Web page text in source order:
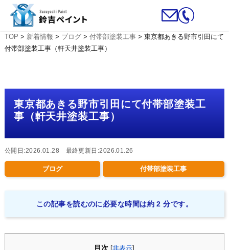
TOP > 新着情報 > ブログ> 付帯部塗装工事> 東京都あきる野市引田にて
付帯部塗装工事（軒天井塗装工事）
東京都あきる野市引田にて付帯部塗装工
事（軒天井塗装工事）
公開日:2026.01.28 最終更新日:2026.01.26
ブログ 付帯部塗装工事
この記事を読むのに必要な時間は約 2 分です。
目次